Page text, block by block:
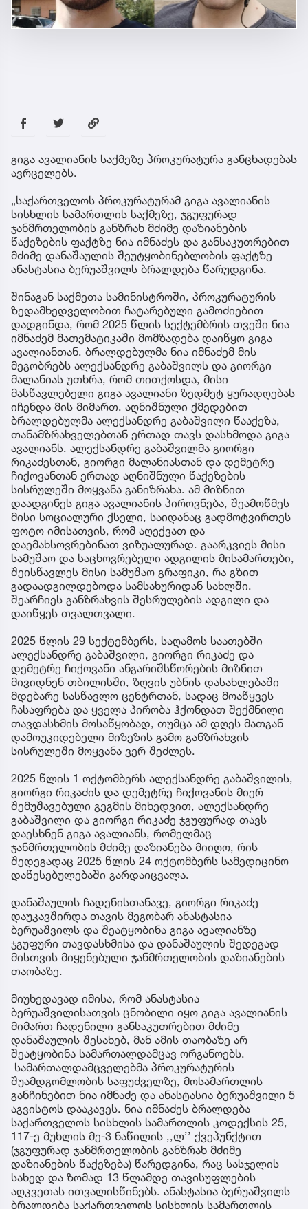
გიგა ავალიანის საქმეზე პროკურატურა განცხადებას
ავრცელებს.
„საქართველოს პროკურატურამ გიგა ავალიანის
სისხლის სამართლის საქმეზე, ჯგუფურად
ჯანმრთელობის განზრახ მძიმე დაზიანების
წაქეზების ფაქტზე ნია იმნაძეს და განსაკუთრებით
მძიმე დანაშაულის შეუტყობინებლობის ფაქტზე
ანასტასია ბერუაშვილს ბრალდება წარუდგინა.
შინაგან საქმეთა სამინისტროში, პროკურატურის
ზედამხედველობით ჩატარებული გამოძიებით
დადგინდა, რომ 2025 წლის სექტემბრის თვეში ნია
იმნაძემ მათემატიკაში მომზადება დაიწყო გიგა
ავალიანთან. ბრალდებულმა ნია იმნაძემ მის
მეგობრებს ალექსანდრე გაბაშვილს და გიორგი
მალანიას უთხრა, რომ თითქოსდა, მისი
მასწავლებელი გიგა ავალიანი ზედმეტ ყურადღებას
იჩენდა მის მიმართ. აღნიშნული ქმედებით
ბრალდებულმა ალექსანდრე გაბაშვილი წააქეზა,
თანამზრახველებთან ერთად თავს დასხმოდა გიგა
ავალიანს. ალექსანდრე გაბაშვილმა გიორგი
რიკაძესთან, გიორგი მალანიასთან და დემეტრე
ჩიქოვანთან ერთად აღნიშნული წაქეზების
სისრულეში მოყვანა განიზრახა. ამ მიზნით
დაადგინეს გიგა ავალიანის პიროვნება, შეამოწმეს
მისი სოციალური ქსელი, საიდანაც გადმოტვირთეს
ფოტო იმისათვის, რომ აღექვათ და
დაემახსოვრებინათ ვიზუალურად. გაარკვიეს მისი
სამუშაო და საცხოვრებელი ადგილის მისამართები,
შეისწავლეს მისი სამუშაო გრაფიკი, რა გზით
გადაადგილდებოდა სამსახურიდან სახლში.
შეარჩიეს განზრახვის შესრულების ადგილი და
დაიწყეს თვალთვალი.
2025 წლის 29 სექტემბერს, საღამოს საათებში
ალექსანდრე გაბაშვილი, გიორგი რიკაძე და
დემეტრე ჩიქოვანი ანგარიშსწორების მიზნით
მივიდნენ თბილისში, ზღვის უბნის დასახლებაში
მდებარე სასწავლო ცენტრთან, სადაც მოაწყვეს
ჩასაფრება და ყველა პირობა ჰქონდათ შექმნილი
თავდასხმის მოსაწყობად, თუმცა ამ დღეს მათგან
დამოუკიდებელი მიზეზის გამო განზრახვის
სისრულეში მოყვანა ვერ შეძლეს.
2025 წლის 1 ოქტომბერს ალექსანდრე გაბაშვილის,
გიორგი რიკაძის და დემეტრე ჩიქოვანის მიერ
შემუშავებული გეგმის მიხედვით, ალექსანდრე
გაბაშვილი და გიორგი რიკაძე ჯგუფურად თავს
დაესხნენ გიგა ავალიანს, რომელმაც
ჯანმრთელობის მძიმე დაზიანება მიიღო, რის
შედეგადაც 2025 წლის 24 ოქტომბერს სამედიცინო
დაწესებულებაში გარდაიცვალა.
დანაშაულის ჩადენისთანავე, გიორგი რიკაძე
დაუკავშირდა თავის მეგობარ ანასტასია
ბერუაშვილს და შეატყობინა გიგა ავალიანზე
ჯგუფური თავდასხმისა და დანაშაულის შედეგად
მისთვის მიყენებული ჯანმრთელობის დაზიანების
თაობაზე.
მიუხედავად იმისა, რომ ანასტასია
ბერუაშვილისათვის ცნობილი იყო გიგა ავალიანის
მიმართ ჩადენილი განსაკუთრებით მძიმე
დანაშაულის შესახებ, მან ამის თაობაზე არ
შეატყობინა სამართალდამცავ ორგანოებს.
სამართალდამცველებმა პროკურატურის
შუამდგომლობის საფუძველზე, მოსამართლის
განჩინებით ნია იმნაძე და ანასტასია ბერუაშვილი 5
აგვისტოს დააკავეს. ნია იმნაძეს ბრალდება
საქართველოს სისხლის სამართლის კოდექსის 25,
117-ე მუხლის მე-3 ნაწილის ,,ლ’’ ქვეპუნქტით
(ჯგუფურად ჯანმრთელობის განზრახ მძიმე
დაზიანების წაქეზება) წარედგინა, რაც სასჯელის
სახედ და ზომად 13 წლამდე თავისუფლების
აღკვეთას ითვალისწინებს. ანასტასია ბერუაშვილს
ბრალდება საქართველოს სისხლის სამართლის